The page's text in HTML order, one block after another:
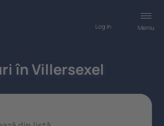
Meniu
Log in
în Villersexel